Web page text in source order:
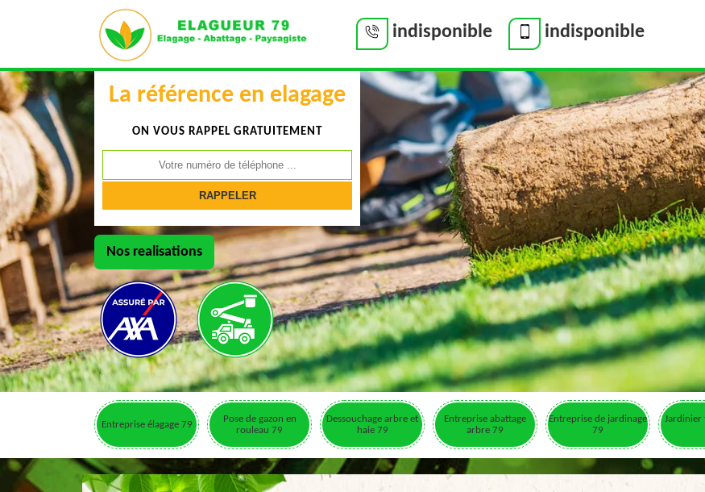
indisponible indisponible
La référence en elagage
ON VOUS RAPPEL GRATUITEMENT
Nos realisations
Entreprise élagage 79
Pose de gazon en
rouleau 79
Dessouchage arbre et
haie 79
Entreprise abattage
arbre 79
Entreprise de jardinage
79
Jardinier